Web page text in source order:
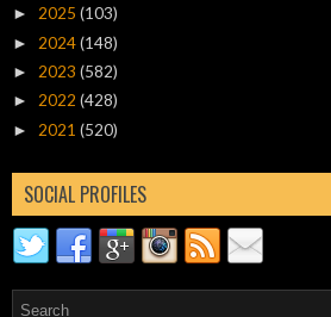
► 2025 (103)
► 2024(148)
► 2023 (582)
► 2022 (428)
► 2021 (520)
SOCIAL PROFILES